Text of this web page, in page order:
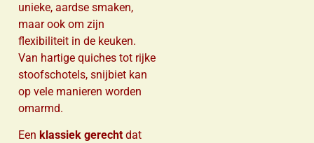
unieke, aardse smaken,
maar ook om zijn
flexibiliteit in de keuken.
Van hartige quiches tot rijke
stoofschotels, snijbiet kan
op vele manieren worden
omarmd.
Een klassiek gerecht dat